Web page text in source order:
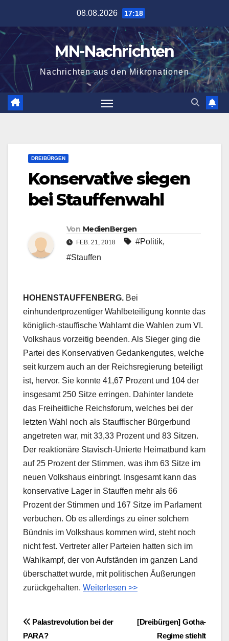
springen
08.08.2026 17:18
MN-Nachrichten
Nachrichten aus den Mikronationen
DREIBÜRGEN
Konservative siegen
bei Stauffenwahl
Von MedienBergen
FEB. 21, 2018 #Politik,
#Stauffen
HOHENSTAUFFENBERG. Bei
einhundertprozentiger Wahlbeteiligung konnte das
königlich-stauffische Wahlamt die Wahlen zum VI.
Volkshaus vorzeitig beenden. Als Sieger ging die
Partei des Konservativen Gedankengutes, welche
seit kurzem auch an der Reichsregierung beteiligt
ist, hervor. Sie konnte 41,67 Prozent und 104 der
insgesamt 250 Sitze erringen. Dahinter landete
das Freiheitliche Reichsforum, welches bei der
letzten Wahl noch als Stauffischer Bürgerbund
angetreten war, mit 33,33 Prozent und 83 Sitzen.
Der reaktionäre Stavisch-Unierte Heimatbund kam
auf 25 Prozent der Stimmen, was ihm 63 Sitze im
neuen Volkshaus einbringt. Insgesamt kann das
konservative Lager in Stauffen mehr als 66
Prozent der Stimmen und 167 Sitze im Parlament
verbuchen. Ob es allerdings zu einer solchem
Bündnis im Volkshaus kommen wird, steht noch
nicht fest. Vertreter aller Parteien hatten sich im
Wahlkampf, der von Aufständen im ganzen Land
überschattet wurde, mit politischen Äußerungen
zurückgehalten. Weiterlesen >>
Beitragsnavigation[Dreibürgen] Gotha-
Regime stiehlt
Palastrevolution bei der
PARA?